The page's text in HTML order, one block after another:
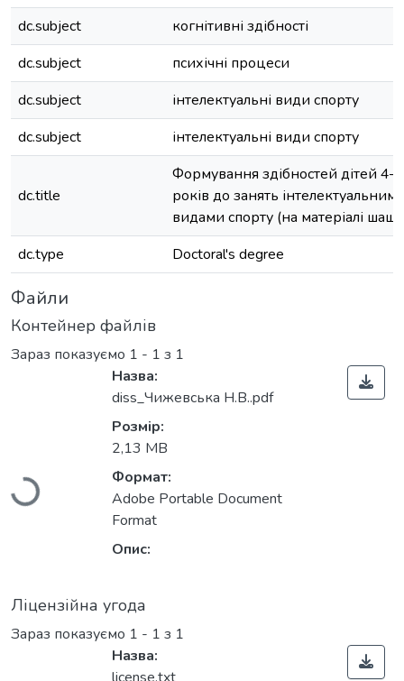
dc.subject
когнітивні здібності
dc.subject
психічні процеси
dc.subject
інтелектуальні види спорту
dc.subject
інтелектуальні види спорту
dc.title
Формування здібностей дітей
років до занять
видами спорту (на матеріалі
dc.type
Doctoral's degree
Файли
Контейнер файлів
Зараз показуємо 1 - 1 з 1
Вантажиться...
Назва:
diss_Чижевська Н.В..pdf
Розмір:
2,13 MB
Формат:
Adobe Portable Document
Format
Опис:
Ліцензійна угода
Зараз показуємо 1 - 1 з 1
Назва: